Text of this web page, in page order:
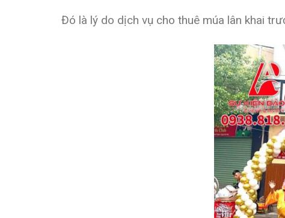
Đó là lý do dịch vụ cho thuê múa lân khai